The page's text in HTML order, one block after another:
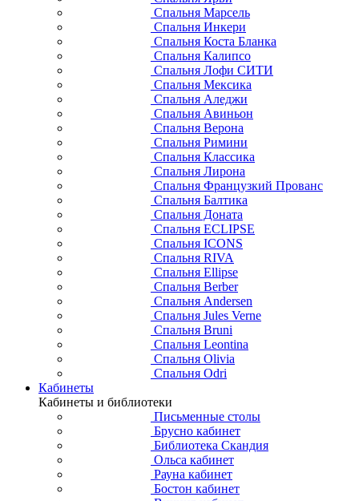
Спальня Марсель
Спальня Инкери
Спальня Коста Бланка
Спальня Калипсо
Спальня Лофи СИТИ
Спальня Мексика
Спальня Аледжи
Спальня Авиньон
Спальня Верона
Спальня Римини
Спальня Классика
Спальня Лирона
Спальня Французкий Прованс
Спальня Балтика
Спальня Доната
Спальня ECLIPSE
Спальня ICONS
Спальня RIVA
Спальня Ellipse
Спальня Berber
Спальня Andersen
Спальня Jules Verne
Спальня Bruni
Спальня Leontina
Спальня Olivia
Спальня Odri
Кабинеты
Кабинеты и библиотеки
Письменные столы
Брусно кабинет
Библиотека Скандия
Ольса кабинет
Рауна кабинет
Бостон кабинет